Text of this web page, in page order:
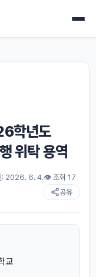
학년도
위탁 용역
: 2026. 6. 4.👁 조회 17
공유
교